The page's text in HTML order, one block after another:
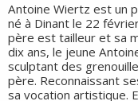
Antoine Wiertz est un
né à Dinant le 22
père est tailleur et sa
dix ans, le jeune
sculptant des
père. Reconnaissant
sa vocation artistique.